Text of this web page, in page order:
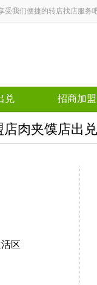
受我们便捷的转店找店服务
兑 招商加盟
店肉夹馍店出兑
区